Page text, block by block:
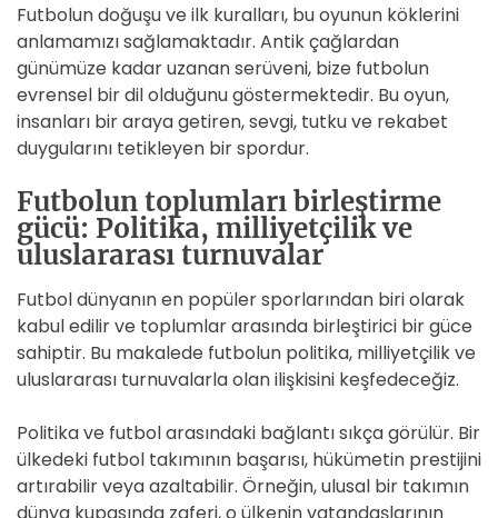
Futbolun doğuşu ve ilk kuralları, bu oyunun köklerini
anlamamızı sağlamaktadır. Antik çağlardan
günümüze kadar uzanan serüveni, bize futbolun
evrensel bir dil olduğunu göstermektedir. Bu oyun,
insanları bir araya getiren, sevgi, tutku ve rekabet
duygularını tetikleyen bir spordur.
Futbolun toplumları birleştirme
gücü: Politika, milliyetçilik ve
uluslararası turnuvalar
Futbol dünyanın en popüler sporlarından biri olarak
kabul edilir ve toplumlar arasında birleştirici bir güce
sahiptir. Bu makalede futbolun politika, milliyetçilik ve
uluslararası turnuvalarla olan ilişkisini keşfedeceğiz.
Politika ve futbol arasındaki bağlantı sıkça görülür. Bir
ülkedeki futbol takımının başarısı, hükümetin prestijini
artırabilir veya azaltabilir. Örneğin, ulusal bir takımın